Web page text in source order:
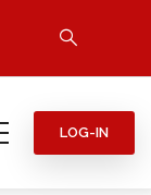
LOG-IN